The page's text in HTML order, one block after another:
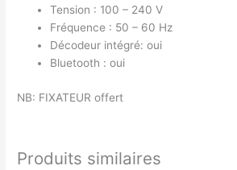
Tension : 100 – 240 V
Fréquence : 50 – 60 Hz
Décodeur intégré: oui
Bluetooth : oui
NB: FIXATEUR offert
Produits similaires